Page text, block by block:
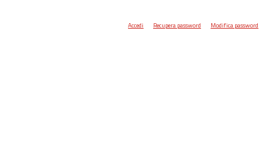
Accedi Recupera password Modifica password